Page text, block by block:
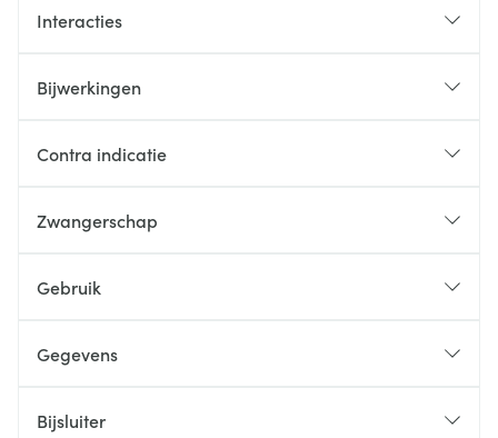
Interacties
Bijwerkingen
Contra indicatie
Zwangerschap
Gebruik
Gegevens
Bijsluiter